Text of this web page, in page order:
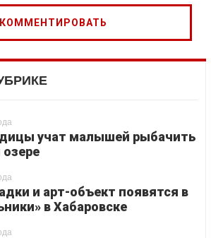
учат малышей рыбачить
и арт-объект появятся в
в Хабаровске